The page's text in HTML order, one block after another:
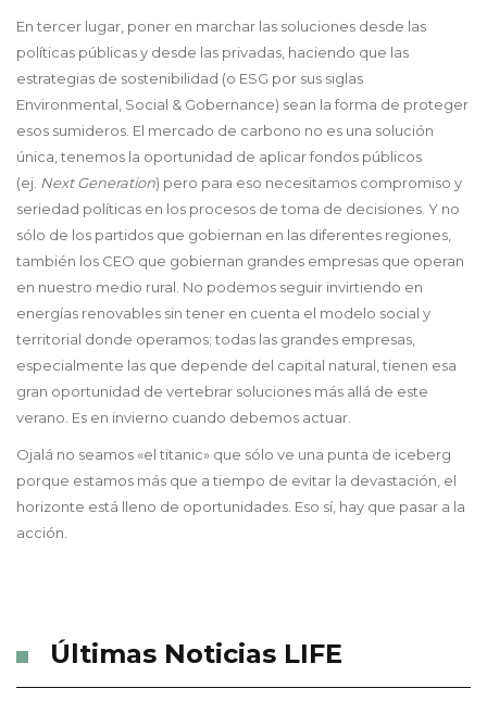
En tercer lugar, poner en marchar las soluciones desde las
políticas públicas y desde las privadas, haciendo que las
estrategias de sostenibilidad (o ESG por sus siglas
Environmental, Social & Gobernance) sean la forma de proteger
esos sumideros. El mercado de carbono no es una solución
única, tenemos la oportunidad de aplicar fondos públicos
(ej. Next Generation) pero para eso necesitamos compromiso y
seriedad políticas en los procesos de toma de decisiones. Y no
sólo de los partidos que gobiernan en las diferentes regiones,
también los CEO que gobiernan grandes empresas que operan
en nuestro medio rural. No podemos seguir invirtiendo en
energías renovables sin tener en cuenta el modelo social y
territorial donde operamos; todas las grandes empresas,
especialmente las que depende del capital natural, tienen esa
gran oportunidad de vertebrar soluciones más allá de este
verano. Es en invierno cuando debemos actuar.
Ojalá no seamos «el titanic» que sólo ve una punta de iceberg
porque estamos más que a tiempo de evitar la devastación, el
horizonte está lleno de oportunidades. Eso sí, hay que pasar a la
acción.
Últimas Noticias LIFE